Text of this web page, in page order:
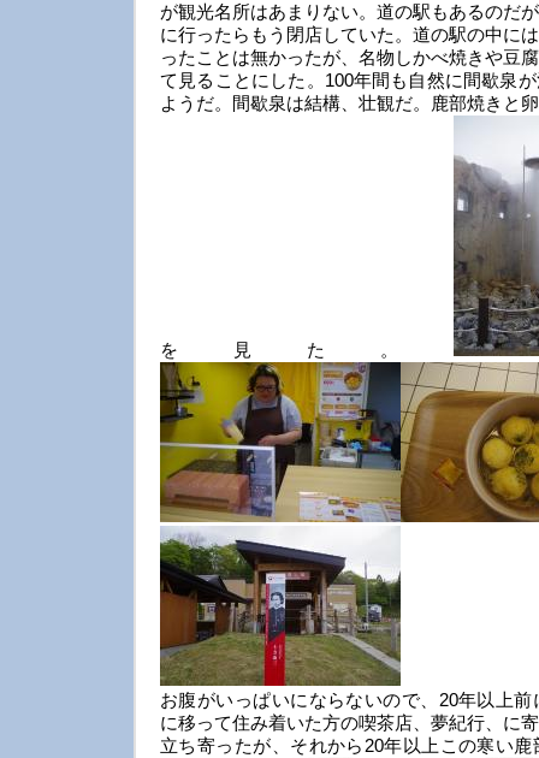
が観光名所はあまりない。道の駅もあるのだ
に行ったらもう閉店していた。道の駅の中に
ったことは無かったが、名物しかべ焼きや豆
て見ることにした。100年間も自然に間歇泉
ようだ。間歇泉は結構、壮観だ。鹿部焼きと
を見た。
お腹がいっぱいにならないので、20年以上
に移って住み着いた方の喫茶店、夢紀行、に
立ち寄ったが、それから20年以上この寒い